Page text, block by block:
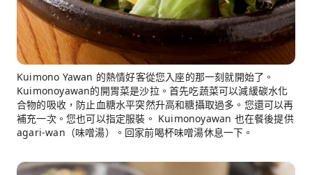
Kuimono Yawan 的熱情好客從您入座的那一刻就開始了。
Kuimonoyawan的開胃菜是沙拉。首先吃蔬菜可以減緩碳水化
合物的吸收，防止血糖水平突然升高和糖攝取過多。您還可以再
補充一次。您也可以指定服裝。 Kuimonoyawan 也在餐後提供
agari-wan（味噌湯）。回家前喝杯味噌湯休息一下。